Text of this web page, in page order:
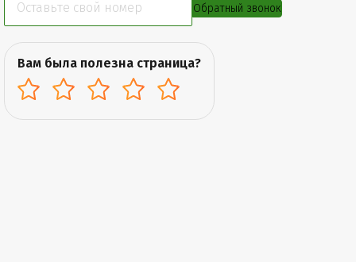
Обратный звонок
Вам была полезна страница?